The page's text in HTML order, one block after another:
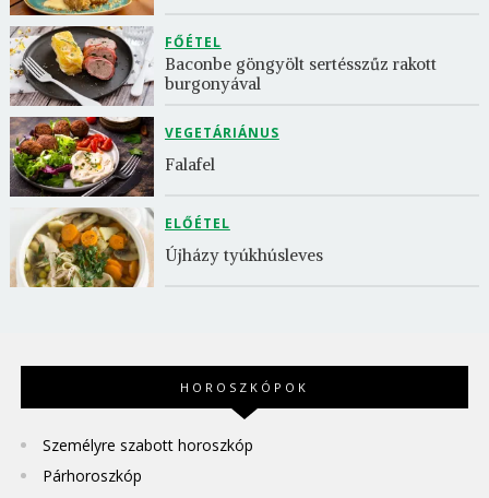
FŐÉTEL
Baconbe göngyölt sertésszűz rakott
burgonyával
VEGETÁRIÁNUS
Falafel
ELŐÉTEL
Újházy tyúkhúsleves
HOROSZKÓPOK
Személyre szabott horoszkóp
Párhoroszkóp